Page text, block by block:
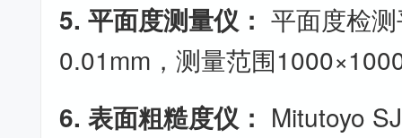
5. 平面度测量仪： 平面度检
0.01mm，测量范围
6. 表面粗糙度仪： Mitutoyo